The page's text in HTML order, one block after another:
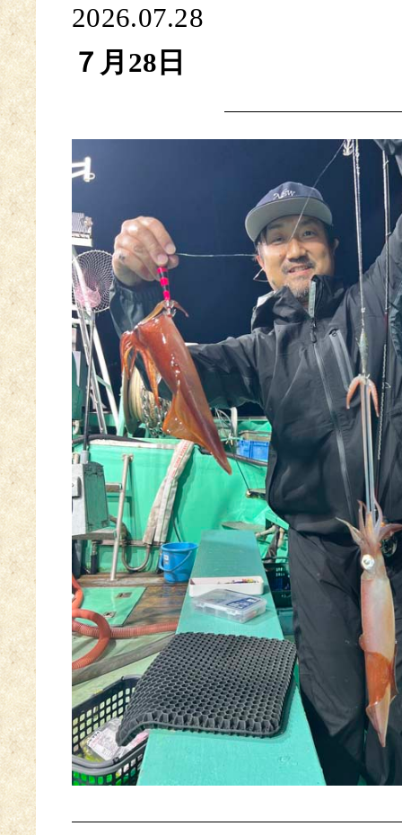
2026.07.28
７月28日